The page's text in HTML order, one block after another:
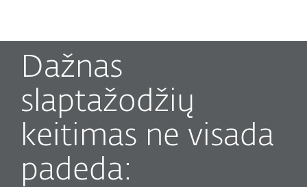
Dažnas
slaptažodžių
keitimas ne visada
padeda: